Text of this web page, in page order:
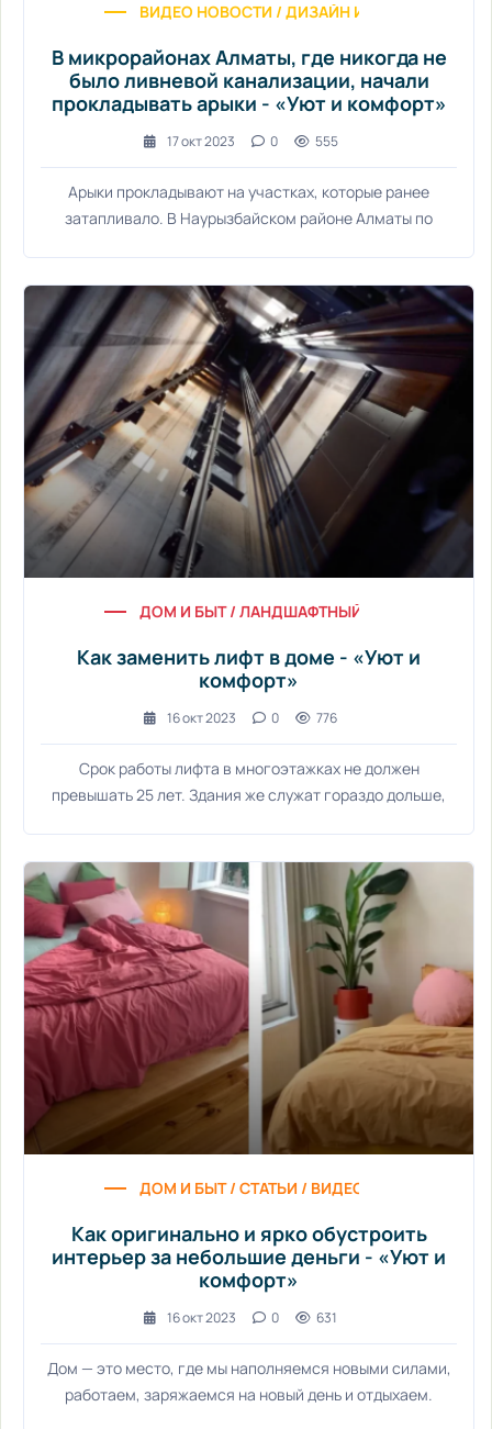
ВИДЕО НОВОСТИ / ДИЗАЙН ИНТЕРЬЕРА /
В микрорайонах Алматы, где никогда не
было ливневой канализации, начали
прокладывать арыки - «Уют и комфорт»
17 окт 2023 0 555
Арыки прокладывают на участках, которые ранее
затапливало. В Наурызбайском районе Алматы по
ДОМ И БЫТ / ЛАНДШАФТНЫЙ ДИЗАЙН /
Как заменить лифт в доме - «Уют и
комфорт»
16 окт 2023 0 776
Срок работы лифта в многоэтажках не должен
превышать 25 лет. Здания же служат гораздо дольше,
ДОМ И БЫТ / СТАТЬИ / ВИДЕО НОВОСТИ /
Как оригинально и ярко обустроить
интерьер за небольшие деньги - «Уют и
комфорт»
16 окт 2023 0 631
Дом — это место, где мы наполняемся новыми силами,
работаем, заряжаемся на новый день и отдыхаем.